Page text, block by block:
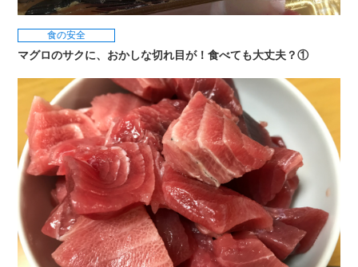
食の安全
マグロのサクに、おかしな切れ目が！食べても大丈夫？①